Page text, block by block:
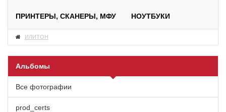
ПРИНТЕРЫ, СКАНЕРЫ, МФУ НОУТБУКИ
ИЛИТОН
Альбомы
Все фотографии
prod_certs